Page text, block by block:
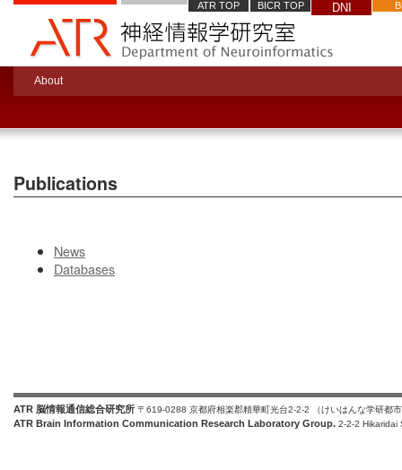
ATR TOP BICR TOP DNI
About
Publications
News
Databases
ATR 脳情報通信総合研究所 〒619-0288 京都府相楽郡精華町光台2-2-2 （けいはんな学研都
ATR Brain Information Communication Research Laboratory Group. 2-2-2 Hikaridai